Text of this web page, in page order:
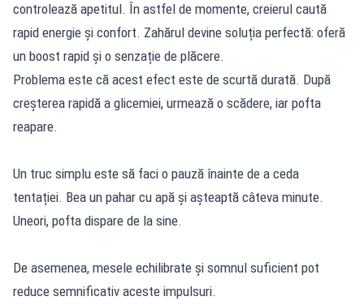
controlează apetitul. În astfel de momente, creierul caută
rapid energie și confort. Zahărul devine soluția perfectă: oferă
un boost rapid și o senzație de plăcere.
Problema este că acest efect este de scurtă durată. După
creșterea rapidă a glicemiei, urmează o scădere, iar pofta
reapare.
Un truc simplu este să faci o pauză înainte de a ceda
tentației. Bea un pahar cu apă și așteaptă câteva minute.
Uneori, pofta dispare de la sine.
De asemenea, mesele echilibrate și somnul suficient pot
reduce semnificativ aceste impulsuri.